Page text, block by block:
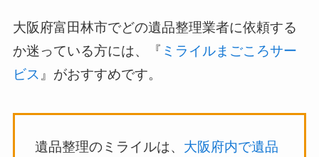
大阪府富田林市でどの遺品整理業者に依頼する
か迷っている方には、『 ミライルまごころサー
ビス』がおすすめです。
遺品整理のミライルは、 大阪府内で遺品